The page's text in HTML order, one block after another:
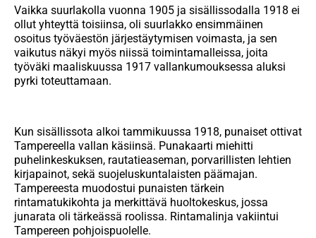
Vaikka suurlakolla vuonna 1905 ja sisällissodalla 1918 ei
ollut yhteyttä toisiinsa, oli suurlakko ensimmäinen
osoitus työväestön järjestäytymisen voimasta, ja sen
vaikutus näkyi myös niissä toimintamalleissa, joita
työväki maaliskuussa 1917 vallankumouksessa aluksi
pyrki toteuttamaan.
Kun sisällissota alkoi tammikuussa 1918, punaiset ottivat
Tampereella vallan käsiinsä. Punakaarti miehitti
puhelinkeskuksen, rautatieaseman, porvarillisten lehtien
kirjapainot, sekä suojeluskuntalaisten päämajan.
Tampereesta muodostui punaisten tärkein
rintamatukikohta ja merkittävä huoltokeskus, jossa
junarata oli tärkeässä roolissa. Rintamalinja vakiintui
Tampereen pohjoispuolelle.